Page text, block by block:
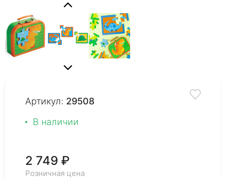
Артикул: 29508
В наличии
2 749 ₽
Розничная цена